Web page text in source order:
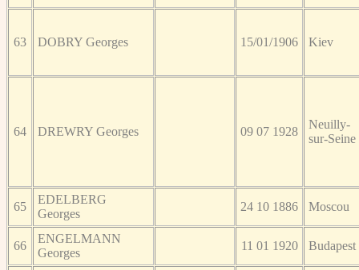
63 DOBRY Georges 15/01/1906 Kiev
64 DREWRY Georges 09 07 1928
Neuilly-
sur-Seine
65
EDELBERG
Georges
24 10 1886 Moscou
66
ENGELMANN
Georges
11 01 1920 Budapest